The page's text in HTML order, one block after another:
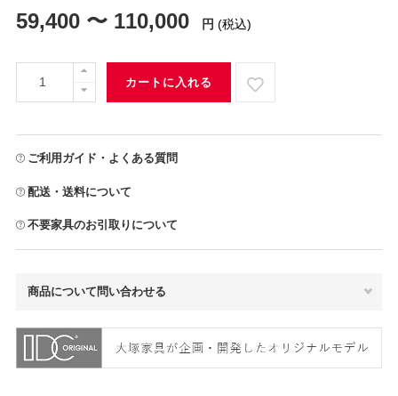
59,400 〜 110,000 円 (税込)
カートに入れる
ご利用ガイド・よくある質問
配送・送料について
不要家具のお引取りについて
商品について問い合わせる